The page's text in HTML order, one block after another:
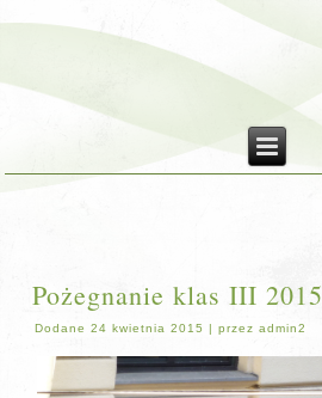
Pożegnanie klas III 2015
Dodane 24 kwietnia 2015 |przez admin2